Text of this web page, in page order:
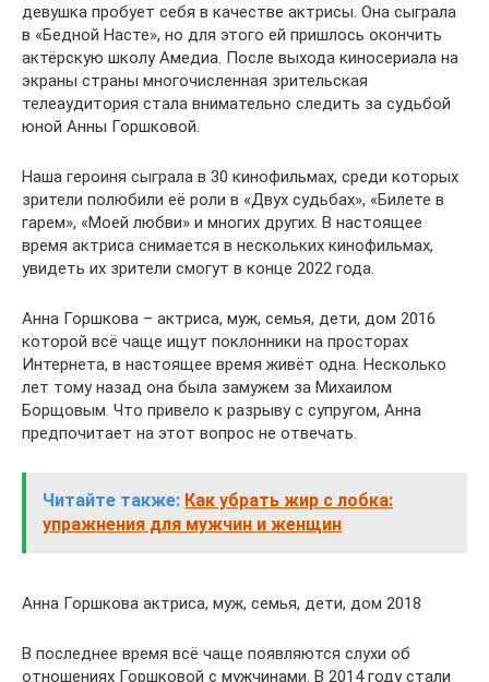
девушка пробует себя в качестве актрисы. Она сыграла
в «Бедной Насте», но для этого ей пришлось окончить
актёрскую школу Амедиа. После выхода киносериала на
экраны страны многочисленная зрительская
телеаудитория стала внимательно следить за судьбой
юной Анны Горшковой.
Наша героиня сыграла в 30 кинофильмах, среди которых
зрители полюбили её роли в «Двух судьбах», «Билете в
гарем», «Моей любви» и многих других. В настоящее
время актриса снимается в нескольких кинофильмах,
увидеть их зрители смогут в конце 2022 года.
Анна Горшкова – актриса, муж, семья, дети, дом 2016
которой всё чаще ищут поклонники на просторах
Интернета, в настоящее время живёт одна. Несколько
лет тому назад она была замужем за Михаилом
Борщовым. Что привело к разрыву с супругом, Анна
предпочитает на этот вопрос не отвечать.
Читайте также: Как убрать жир с лобка:
упражнения для мужчин и женщин
Анна Горшкова актриса, муж, семья, дети, дом 2018
В последнее время всё чаще появляются слухи об
отношениях Горшковой с мужчинами. В 2014 году стали